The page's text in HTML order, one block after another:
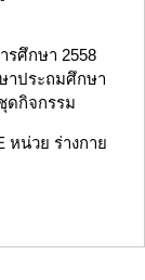
รศึกษา 2558
าประถมศึกษา
ดกิจกรรม
หน่วย ร่างกาย